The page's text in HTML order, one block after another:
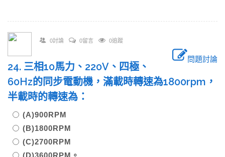
0討論 0留言 0追蹤
問題討論
24. 三相10馬力、220V、四極、
60Hz的同步電動機，滿載時轉速為1800rpm，
半載時的轉速為：
(A)900RPM
(B)1800RPM
(C)2700RPM
(D)3600RPM。